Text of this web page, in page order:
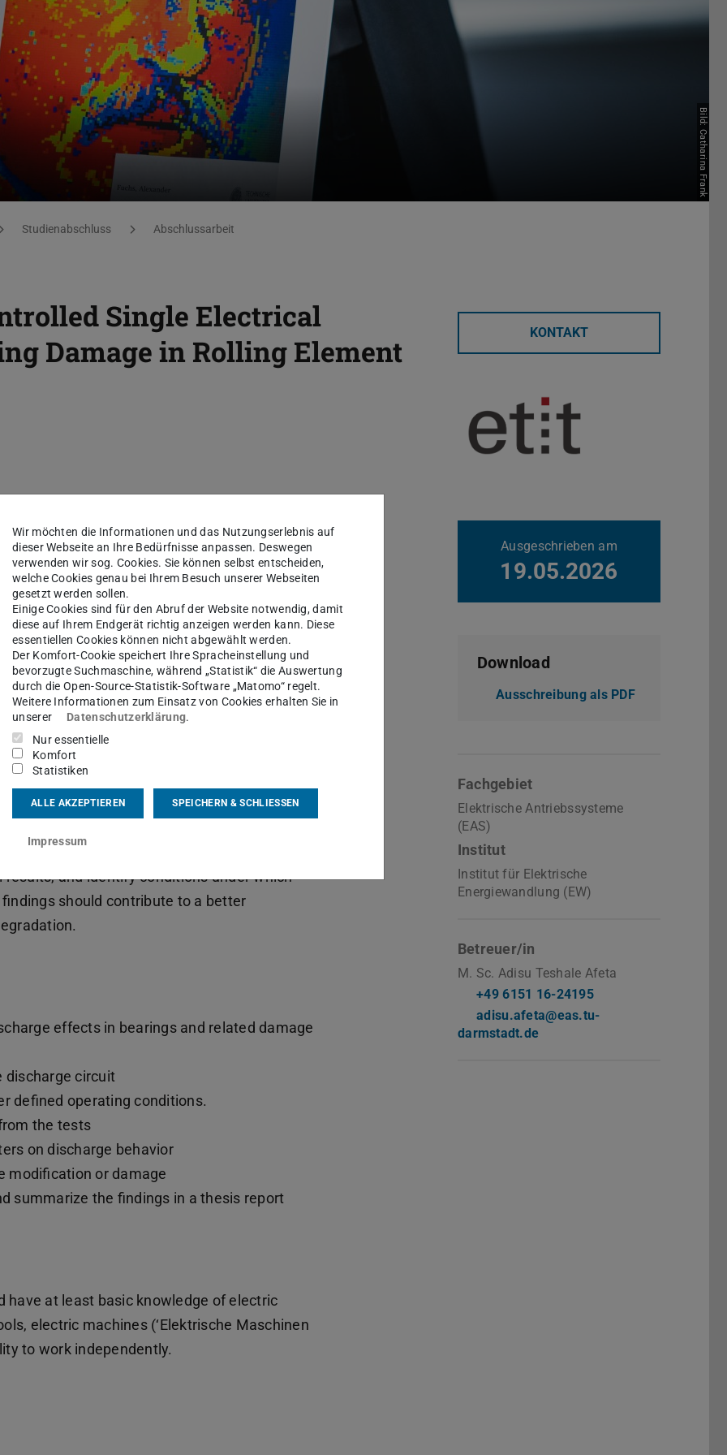
Bild: Catharina Frank
Studienabschluss Abschlussarbeit
Single Electrical
Damage in Rolling Element
drives, industrial machines, and
electrical phenomena can lead to
bearing performance and lifetime.
much energy they transfer, and under which
reliability and design. This thesis
simulation, measurement (experiment), and
between electrical discharge parameters
The work aims to develop a quantitative
and identify conditions under which
should contribute to a better
effects in bearings and related damage
discharge circuit
defined operating conditions.
the tests
on discharge behavior
modification or damage
summarize the findings in a thesis report
have at least basic knowledge of electric
electric machines (‘Elektrische Maschinen
to work independently.
KONTAKT
Ausgeschrieben am
19.05.2026
Download
Ausschreibung als PDF
Fachgebiet
Elektrische Antriebssysteme
(EAS)
Institut
Institut für Elektrische
Energiewandlung (EW)
Betreuer/in
M. Sc. Adisu Teshale Afeta
+49 6151 16-24195
adisu.afeta@eas.tu-
darmstadt.de
Wir möchten die Informationen und das Nutzungserlebnis auf
dieser Webseite an Ihre Bedürfnisse anpassen. Deswegen
verwenden wir sog. Cookies. Sie können selbst entscheiden,
welche Cookies genau bei Ihrem Besuch unserer Webseiten
gesetzt werden sollen.
Einige Cookies sind für den Abruf der Website notwendig, damit
diese auf Ihrem Endgerät richtig anzeigen werden kann. Diese
essentiellen Cookies können nicht abgewählt werden.
Der Komfort-Cookie speichert Ihre Spracheinstellung und
bevorzugte Suchmaschine, während „Statistik“ die Auswertung
durch die Open-Source-Statistik-Software „Matomo“ regelt.
Weitere Informationen zum Einsatz von Cookies erhalten Sie in
unserer
Datenschutzerklärung.
Nur essentielle
Komfort
Statistiken
ALLE AKZEPTIEREN SPEICHERN & SCHLIESSEN
Impressum